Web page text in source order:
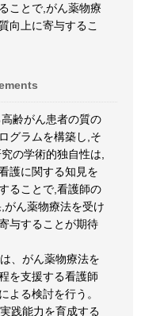
ことで,がん薬物療
向上に寄与するこ
齢がん患者の質の
グラムを構築し,そ
の学術的独自性は,
護に関する知見を
ることで,看護師の
ん薬物療法を受け
与することが期待
、がん薬物療法を
を支援する看護師
よる検討を行う。
践能力を育成する